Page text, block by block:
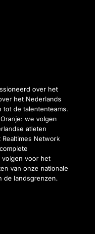
over het
het Nederlands
de talententeams.
we volgen
atleten
Network
voor het
van onze nationale
de landsgrenzen.